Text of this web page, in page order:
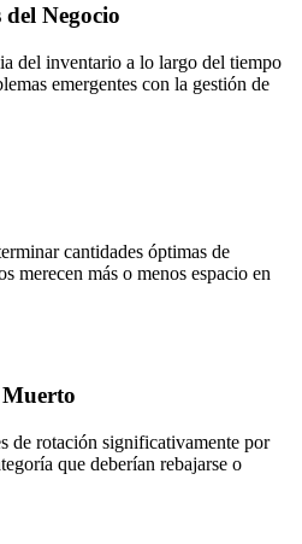
Negocio
del inventario a lo largo del tiempo
emergentes con la gestión de
cantidades óptimas de
merecen más o menos espacio en
de rotación significativamente por
que deberían rebajarse o